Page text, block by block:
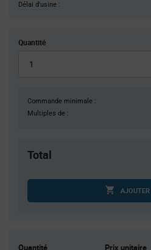
Délai d'usine :
Quantité
Commande minimale :
Multiples de :
Total
AJOUTER